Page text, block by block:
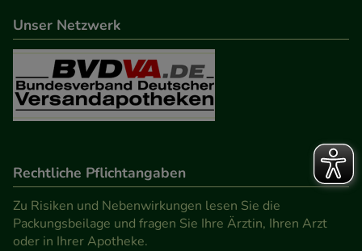
Unser Netzwerk
Rechtliche Pflichtangaben
Zu Risiken und Nebenwirkungen lesen Sie die
Packungsbeilage und fragen Sie Ihre Ärztin, Ihren Arzt
oder in Ihrer Apotheke.